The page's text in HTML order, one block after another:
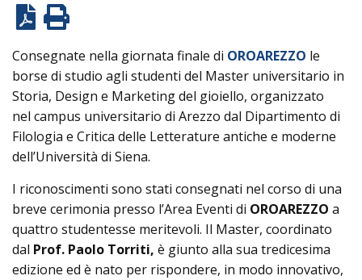
Consegnate nella giornata finale di OROAREZZO le
borse di studio agli studenti del Master universitario in
Storia, Design e Marketing del gioiello, organizzato
nel campus universitario di Arezzo dal Dipartimento di
Filologia e Critica delle Letterature antiche e moderne
dell’Università di Siena.
I riconoscimenti sono stati consegnati nel corso di una
breve cerimonia presso l’Area Eventi di OROAREZZO a
quattro studentesse meritevoli. Il Master, coordinato
dal Prof. Paolo Torriti, è giunto alla sua tredicesima
edizione ed è nato per rispondere, in modo innovativo,